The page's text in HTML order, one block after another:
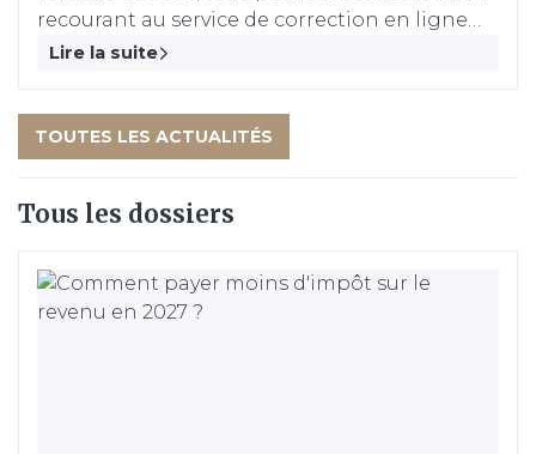
recourant au service de correction en ligne
ouvert sur le site impots.gouv.fr du 29 juillet
Lire la suite
TOUTES LES ACTUALITÉS
Tous les dossiers